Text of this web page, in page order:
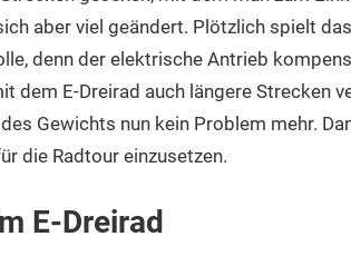
aber viel geändert. Plötzlich spielt
denn der elektrische Antrieb
dem E-Dreirad auch längere Strecken
Gewichts nun kein Problem mehr.
die Radtour einzusetzen.
E-Dreirad